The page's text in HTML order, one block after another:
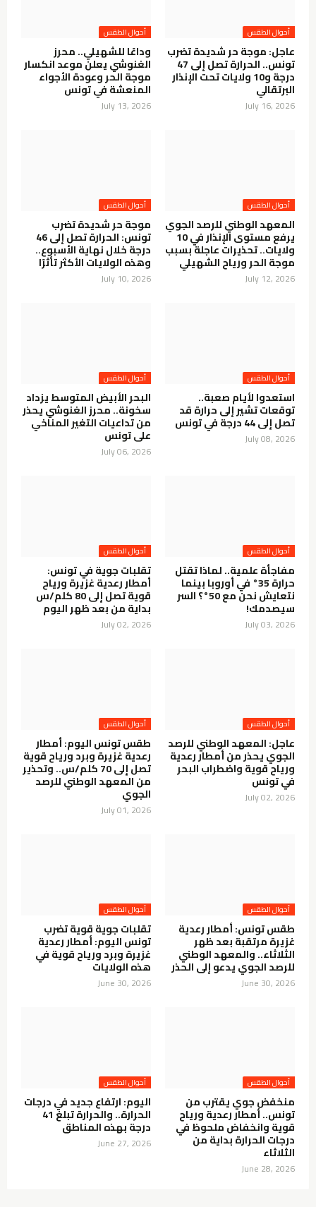
أحوال الطقس
عاجل: موجة حر شديدة تضرب
تونس.. الحرارة تصل إلى 47
درجة و10 ولايات تحت الإنذار
البرتقالي
July 16, 2026
أحوال الطقس
وداعًا للشهيلي.. محرز
الغنوشي يعلن موعد انكسار
موجة الحر وعودة الأجواء
المنعشة في تونس
July 13, 2026
أحوال الطقس
المعهد الوطني للرصد الجوي
يرفع مستوى الإنذار في 10
ولايات.. تحذيرات عاجلة بسبب
موجة الحر ورياح الشهيلي
July 12, 2026
أحوال الطقس
موجة حر شديدة تضرب
تونس: الحرارة تصل إلى 46
درجة خلال نهاية الأسبوع..
وهذه الولايات الأكثر تأثرًا
July 10, 2026
أحوال الطقس
استعدوا لأيام صعبة..
توقعات تشير إلى حرارة قد
تصل إلى 44 درجة في تونس
July 08, 2026
أحوال الطقس
البحر الأبيض المتوسط يزداد
سخونة.. محرز الغنوشي يحذر
من تداعيات التغير المناخي
على تونس
July 06, 2026
أحوال الطقس
مفاجأة علمية.. لماذا تقتل
حرارة 35° في أوروبا بينما
نتعايش نحن مع 50°؟ السر
سيصدمك!
July 03, 2026
أحوال الطقس
تقلبات جوية في تونس:
أمطار رعدية غزيرة ورياح
قوية تصل إلى 80 كلم/س
بداية من بعد ظهر اليوم
July 02, 2026
أحوال الطقس
عاجل: المعهد الوطني للرصد
الجوي يحذر من أمطار رعدية
ورياح قوية واضطراب البحر
في تونس
July 02, 2026
أحوال الطقس
طقس تونس اليوم: أمطار
رعدية غزيرة وبرد ورياح قوية
تصل إلى 70 كلم/س.. وتحذير
من المعهد الوطني للرصد
الجوي
July 01, 2026
أحوال الطقس
طقس تونس: أمطار رعدية
غزيرة مرتقبة بعد ظهر
الثلاثاء.. والمعهد الوطني
للرصد الجوي يدعو إلى الحذر
June 30, 2026
أحوال الطقس
تقلبات جوية قوية تضرب
تونس اليوم: أمطار رعدية
غزيرة وبرد ورياح قوية في
هذه الولايات
June 30, 2026
أحوال الطقس
منخفض جوي يقترب من
تونس.. أمطار رعدية ورياح
قوية وانخفاض ملحوظ في
درجات الحرارة بداية من
الثلاثاء
June 28, 2026
أحوال الطقس
اليوم: ارتفاع جديد في درجات
الحرارة.. والحرارة تبلغ 41
درجة بهذه المناطق
June 27, 2026